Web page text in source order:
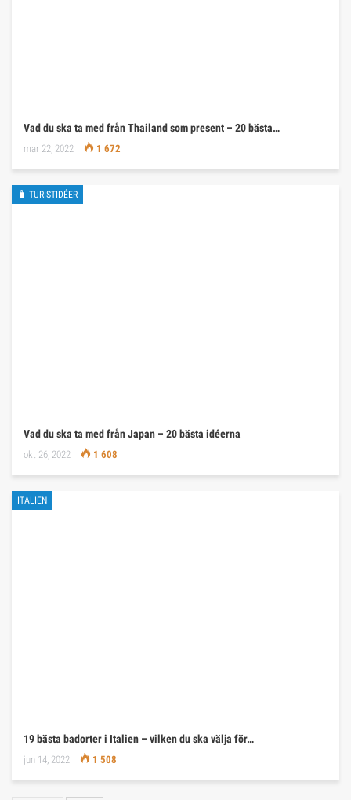
Vad du ska ta med från Thailand som present – 20 bästa…
mar 22, 2022 1 672
🧳 TURISTIDÉER
Vad du ska ta med från Japan – 20 bästa idéerna
okt 26, 2022 1 608
ITALIEN
19 bästa badorter i Italien – vilken du ska välja för…
jun 14, 2022 1 508